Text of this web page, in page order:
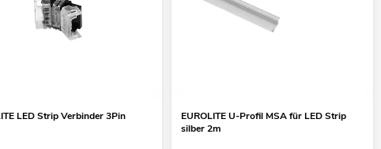
LED Strip Verbinder 3Pin
EUROLITE U-Profil MSA für LED Strip
silber 2m